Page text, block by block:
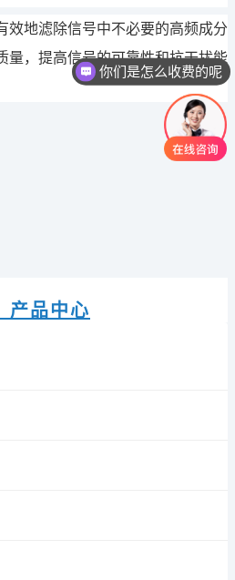
效地滤除信号中不必要的高频成分
量，提高信号的可靠性和抗干扰能
产品中心
你们是怎么收费的呢